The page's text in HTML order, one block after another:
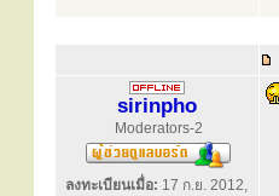
sirinpho
Moderators-2
ลงทะเบียนเมื่อ: 17 ก.ย. 2012,